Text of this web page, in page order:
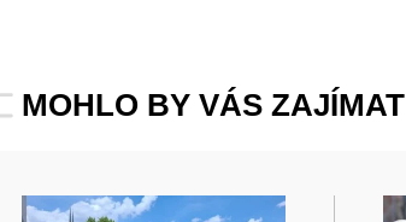
MOHLO BY VÁS ZAJÍMAT